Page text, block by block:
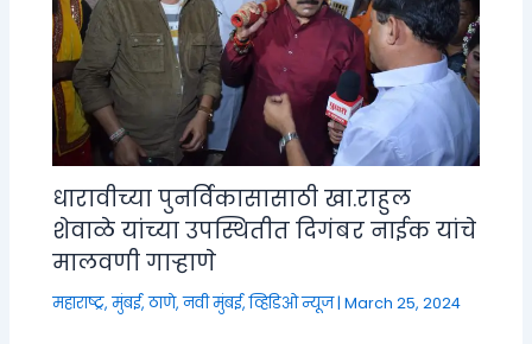
धारावीच्या पुनर्विकासासाठी खा.राहुल
शेवाळे यांच्या उपस्थितीत दिगंबर नाईक यांचे
मालवणी गाऱ्हाणे
महाराष्ट्र,मुंबई, ठाणे, नवी मुंबई,व्हिडिओ न्यूज|March 25, 2024